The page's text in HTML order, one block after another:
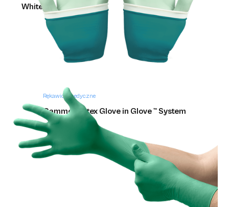
White
Rękawice medyczne
Gammex Latex Glove in Glove ™ System